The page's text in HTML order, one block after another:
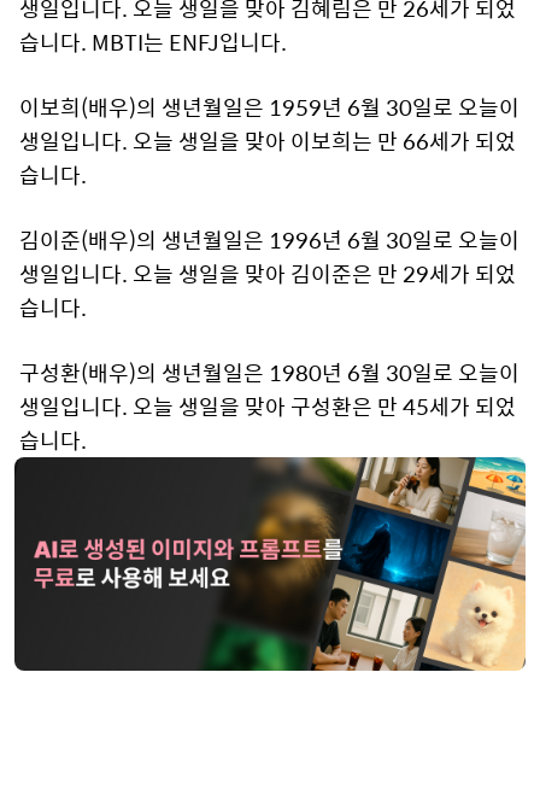
생일입니다. 오늘 생일을 맞아 김혜림은 만 26세가 되었
습니다. MBTI는 ENFJ입니다.
이보희(배우)의 생년월일은 1959년 6월 30일로 오늘이
생일입니다. 오늘 생일을 맞아 이보희는 만 66세가 되었
습니다.
김이준(배우)의 생년월일은 1996년 6월 30일로 오늘이
생일입니다. 오늘 생일을 맞아 김이준은 만 29세가 되었
습니다.
구성환(배우)의 생년월일은 1980년 6월 30일로 오늘이
생일입니다. 오늘 생일을 맞아 구성환은 만 45세가 되었
습니다.